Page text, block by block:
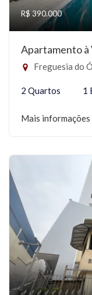
R$ 390.000
Apartamento à
Freguesia do
2 Quartos 1
Mais informações